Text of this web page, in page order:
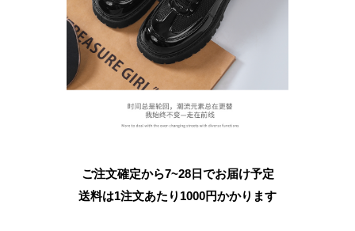
ご注文確定から7~28日でお届け予定
送料は1注文あたり 1000円かかります